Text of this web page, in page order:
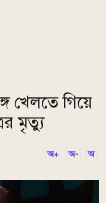
খেলতে গিয়ে
মৃত্যু
অ+ অ- অ